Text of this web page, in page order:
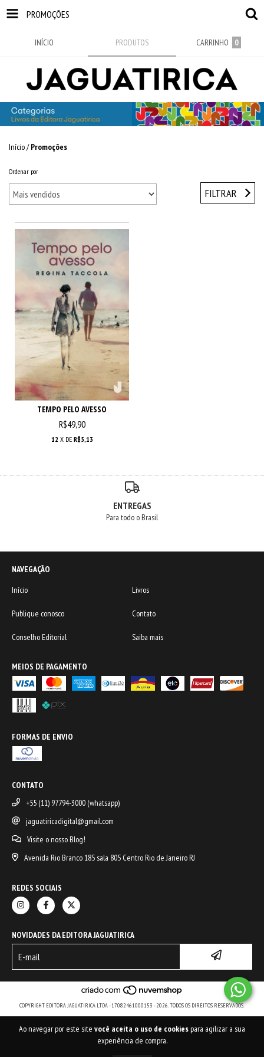
PROMOÇÕES
INÍCIO PRODUTOS CARRINHO 0
Ao navegar por este site você aceita o uso de cookiespara agilizar a sua
experiência de compra.
Início/ Promoções
Ordenar por
FILTRAR
TEMPO PELO AVESSO
R$49,90
12 X DE R$5,13
ENTREGAS
Para todo o Brasil
NAVEGAÇÃO
Início
Livros
Publique conosco Contato
Conselho Editorial Saiba mais
MEIOS DE PAGAMENTO
FORMAS DE ENVIO
CONTATO
+55 (11) 97794-3000 (whatsapp)
jaguatiricadigital@gmail.com
Visite o nosso Blog!
Avenida Rio Branco 185 sala 805 Centro Rio de Janeiro RJ
REDES SOCIAIS
NOVIDADES DA EDITORA JAGUATIRICA
COPYRIGHT EDITORA JAGUATIRICA LTDA - 17082461000153 - 2026. TODOS OS DIREITOS RESERVADOS.